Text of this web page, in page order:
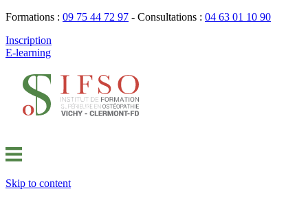
Formations : 09 75 44 72 97 - Consultations : 04 63 01 10 90
Inscription
E-learning
Skip to content